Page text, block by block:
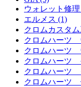
ウォレット修理
エルメス (1)
クロムカスタ
クロムハーツ
クロムハーツ
クロムハーツ
クロムハーツ
クロムハーツ